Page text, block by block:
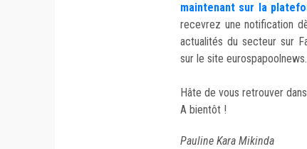
maintenant sur la
recevrez une notification
actualités du secteur sur
sur le site
Hâte de vous retrouver
A bientôt !
Pauline Kara Mikinda